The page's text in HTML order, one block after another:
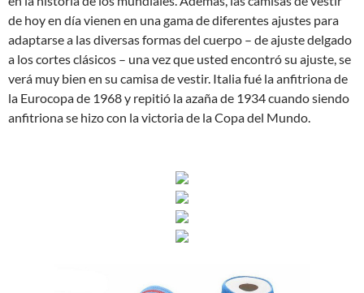
de hoy en día vienen en una gama de diferentes ajustes para
adaptarse a las diversas formas del cuerpo – de ajuste delgado
a los cortes clásicos – una vez que usted encontró su ajuste, se
verá muy bien en su camisa de vestir. Italia fué la anfitriona de
la Eurocopa de 1968 y repitió la azaña de 1934 cuando siendo
anfitriona se hizo con la victoria de la Copa del Mundo.